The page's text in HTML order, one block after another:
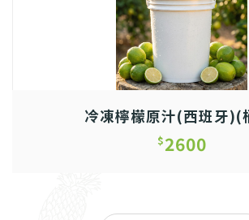
冷凍檸檬原汁(西班牙)(
$2600